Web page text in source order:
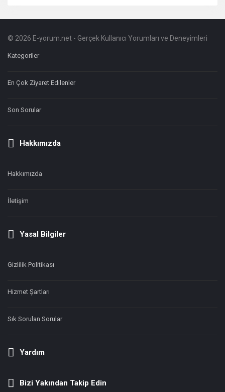
Footer
Hakkında
© 2026 E-yorum.net - Gerçek Kullanıcı Yorumları ve Deneyimleri
Kategoriler
En Çok Ziyaret Edilenler
Son Sorular
Hakkımızda
Hakkımızda
İletişim
Yasal Bilgiler
Gizlilik Politikası
Hizmet Şartları
Sık Sorulan Sorular
Yardım
Bizi Yakından Takip Edin